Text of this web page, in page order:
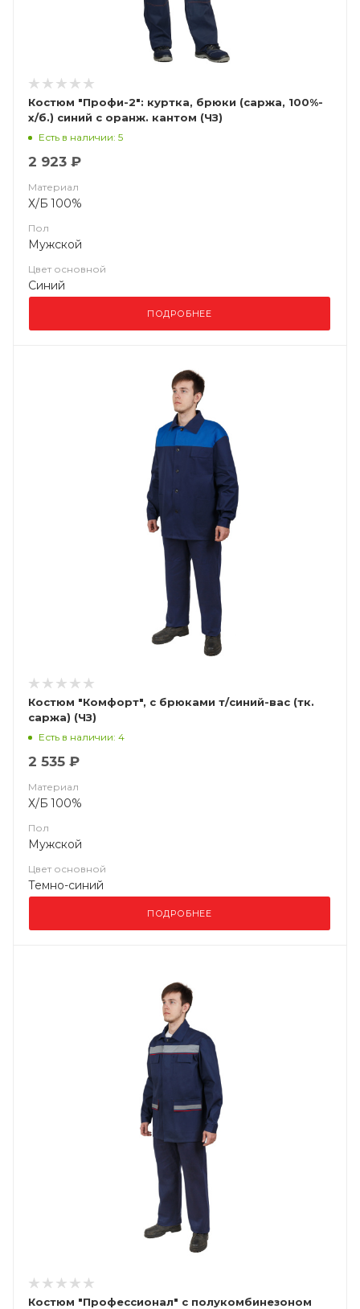
Костюм "Профи-2": куртка, брюки (саржа, 100%-
х/б.) синий с оранж. кантом (ЧЗ)
Есть в наличии: 5
2 923 ₽
Материал
Х/Б 100%
Пол
Мужской
Цвет основной
Синий
ПОДРОБНЕЕ
Костюм "Комфорт", с брюками т/синий-вас (тк.
саржа) (ЧЗ)
Есть в наличии: 4
2 535 ₽
Материал
Х/Б 100%
Пол
Мужской
Цвет основной
Темно-синий
ПОДРОБНЕЕ
Костюм "Профессионал" с полукомбинезоном